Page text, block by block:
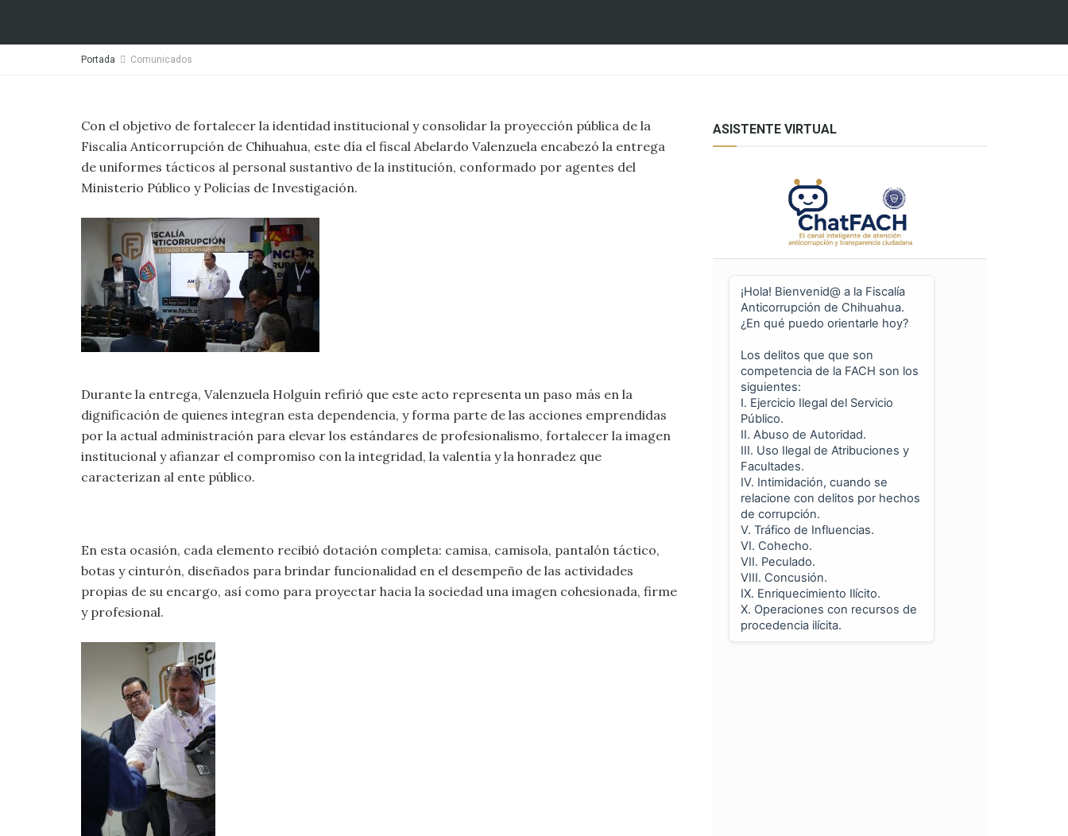
Portada Comunicados
Con el objetivo de fortalecer la identidad institucional y consolidar la proyección pública de la
Fiscalía Anticorrupción de Chihuahua, este día el fiscal Abelardo Valenzuela encabezó la entrega
de uniformes tácticos al personal sustantivo de la institución, conformado por agentes del
Ministerio Público y Policías de Investigación.
Durante la entrega, Valenzuela Holguín refirió que este acto representa un paso más en la
dignificación de quienes integran esta dependencia, y forma parte de las acciones emprendidas
por la actual administración para elevar los estándares de profesionalismo, fortalecer la imagen
institucional y afianzar el compromiso con la integridad, la valentía y la honradez que
caracterizan al ente público.
En esta ocasión, cada elemento recibió dotación completa: camisa, camisola, pantalón táctico,
botas y cinturón, diseñados para brindar funcionalidad en el desempeño de las actividades
propias de su encargo, así como para proyectar hacia la sociedad una imagen cohesionada, firme
y profesional.
ASISTENTE VIRTUAL